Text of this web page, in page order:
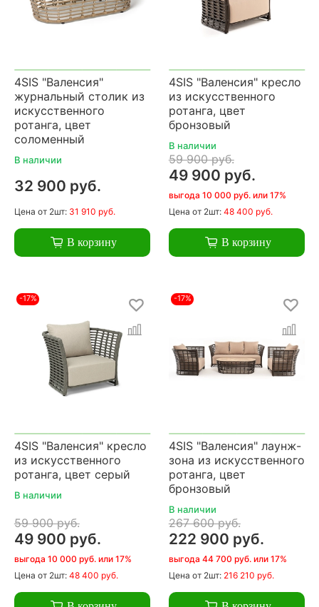
4SIS "Валенсия"
журнальный столик из
искусственного
ротанга, цвет
соломенный
В наличии
32 900 руб.
Цена от 2шт: 31 910 руб.
В корзину
4SIS "Валенсия" кресло
из искусственного
ротанга, цвет
бронзовый
В наличии
59 900 руб.
49 900 руб.
выгода 10 000 руб. или 17%
Цена от 2шт: 48 400 руб.
В корзину
-17%
4SIS "Валенсия" кресло
из искусственного
ротанга, цвет серый
В наличии
59 900 руб.
49 900 руб.
выгода 10 000 руб. или 17%
Цена от 2шт: 48 400 руб.
-17%
4SIS "Валенсия" лаунж-
зона из искусственного
ротанга, цвет
бронзовый
В наличии
267 600 руб.
222 900 руб.
выгода 44 700 руб. или 17%
Цена от 2шт: 216 210 руб.